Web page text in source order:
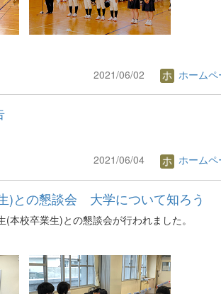
2021/06/02 ホーム
2021/06/04
ホームペ
)との懇談会 大学について知ろう
本校卒業生)との懇談会が行われました。